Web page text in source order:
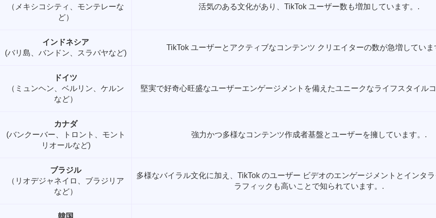
（メキシコシティ、モンテレーな
ど）
活気のある文化があり、TikTok ユーザー数も増加しています。.
インドネシア
(バリ島、バンドン、スラバヤなど)
TikTok ユーザーとアクティブなコンテンツ クリエイターの数が急増していま
ドイツ
（ミュンヘン、ベルリン、ケルン
など）
堅実で好奇心旺盛なユーザーエンゲージメントを備えたユニークなライフスタイル
カナダ
(バンクーバー、トロント、モント
リオールなど)
強力かつ多様なコンテンツ作成者基盤とユーザーを擁しています。.
ブラジル
（リオデジャネイロ、ブラジリア
など）
多様なバイラル文化に加え、TikTok のユーザー ビデオのエンゲージメントとインタラ
ラフィックも高いことで知られています。.
韓国